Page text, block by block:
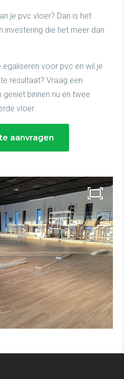
je pvc vloer? Dan is het
investering die het meer dan
voor pvc en wil je
resultaat? Vraag een
binnen nu en twee
vloer.
aanvragen